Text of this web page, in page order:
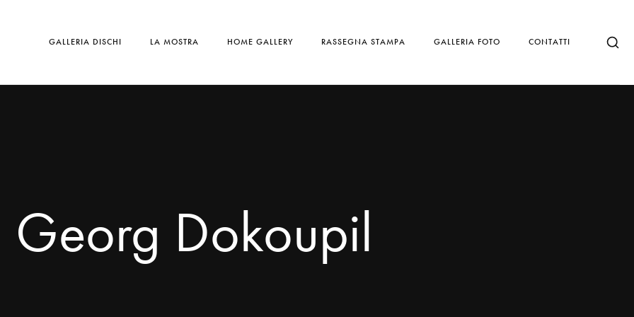
GALLERIA DISCHI LA MOSTRA HOME GALLERY RASSEGNA STAMPA GALLERIA FOTO CONTATTI
Georg Dokoupil